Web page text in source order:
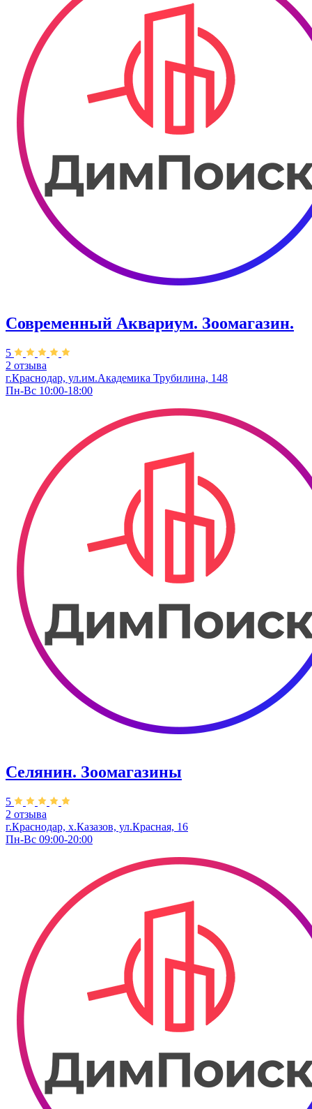
Современный Аквариум. Зоомагазин.
5
2 отзыва
г.Краснодар, ул.им.Академика Трубилина, 148
Пн-Вс 10:00-18:00
Селянин. Зоомагазины
5
2 отзыва
г.Краснодар, х.Казазов, ул.Красная, 16
Пн-Вс 09:00-20:00